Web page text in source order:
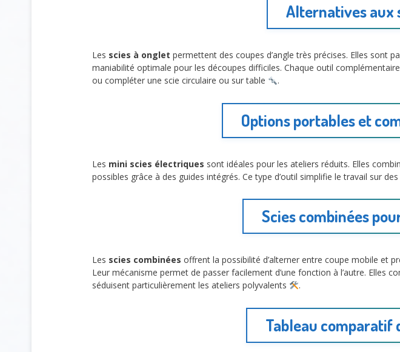
Alternatives aux
Les scies à onglet permettent des coupes d’angle très précises. Elles sont
maniabilité optimale pour les découpes difficiles. Chaque outil
ou compléter une scie circulaire ou sur table
.
Options portables et
Les mini scies électriques sont idéales pour les ateliers réduits. Elles
possibles grâce à des guides intégrés. Ce type d’outil simplifie le travail sur
Scies combinées
Les scies combinées offrent la possibilité d’alterner entre coupe mobile et
Leur mécanisme permet de passer facilement d’une fonction à l’autre. Elles
séduisent particulièrement les ateliers polyvalents
.
Tableau comparatif